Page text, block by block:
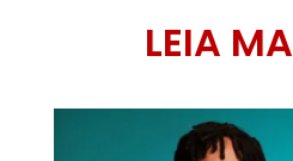
LEIA